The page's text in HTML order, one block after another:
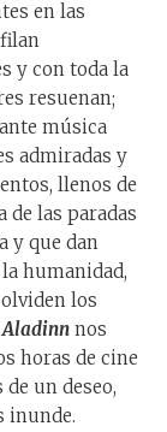
en las
y con toda la
resuenan;
música
admiradas y
llenos de
las paradas
y que dan
humanidad,
los
Aladinn nos
horas de cine
un deseo,
inunde.